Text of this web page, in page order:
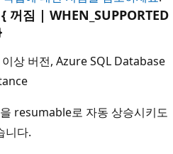
{ 꺼짐 | WHEN_SUPPORTED
상 버전, Azure SQL Database
resumable로 자동 상승시키도
니다.